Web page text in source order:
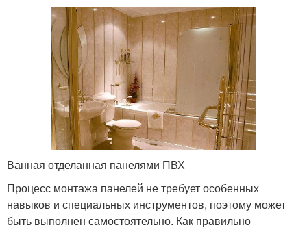
Ванная отделанная панелями ПВХ
Процесс монтажа панелей не требует особенных
навыков и специальных инструментов, поэтому может
быть выполнен самостоятельно. Как правильно